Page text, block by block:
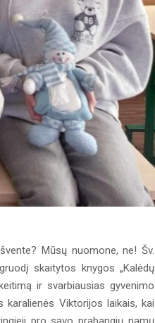
Mūsų nuomone, ne! Šv.
skaitytos knygos „Kalėdų
ir svarbiausias gyvenimo
karalienės Viktorijos laikais, kai